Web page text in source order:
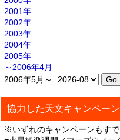
2001年
2002年
2003年
2004年
2005年
～2006年4月
2006年5月～
協力した天文キャンペーン
※いずれのキャンペーンもすで